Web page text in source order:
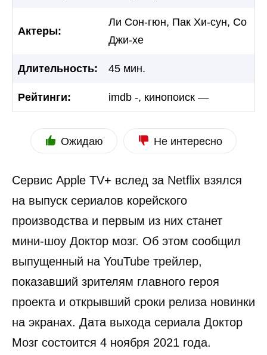
Актеры:
Ли Сон-гюн, Пак Хи-сун, Со
Джи-хе
Длительность: 45 мин.
Рейтинги: imdb -, кинопоиск —
Ожидаю Не интересно
Сервис Apple TV+ вслед за Netflix взялся
на выпуск сериалов корейского
производства и первым из них станет
мини-шоу Доктор мозг. Об этом сообщил
выпущенный на YouTube трейлер,
показавший зрителям главного героя
проекта и открывший сроки релиза новинки
на экранах. Дата выхода сериала Доктор
Мозг состоится 4 ноября 2021 года.